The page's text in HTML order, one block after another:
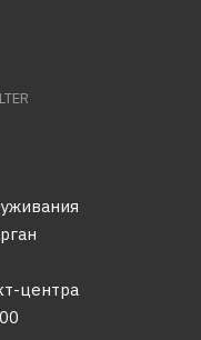
центра